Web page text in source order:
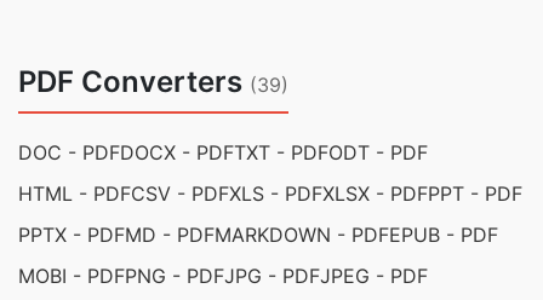
PDF Converters (39)
DOC - PDFDOCX - PDFTXT - PDFODT - PDF
HTML - PDFCSV - PDFXLS - PDFXLSX - PDFPPT - PDF
PPTX - PDFMD - PDFMARKDOWN - PDFEPUB - PDF
MOBI - PDFPNG - PDFJPG - PDFJPEG - PDF